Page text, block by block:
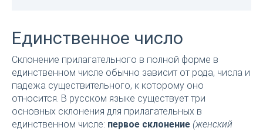
Единственное число
Склонение прилагательного в полной форме в
единственном числе обычно зависит от рода, числа и
падежа существительного, к которому оно
относится. В русском языке существует три
основных склонения для прилагательных в
единственном числе: первое склонение (женский